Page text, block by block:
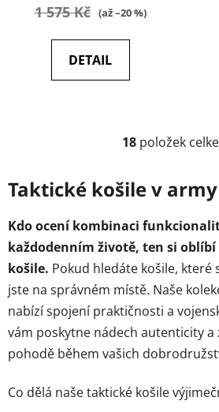
1 575 Kč (až –20 %)
DETAIL
O
l
á
d
a
c
í
p
r
v
k
y
ý
18 položek
Taktické košile v
Kdo ocení kombinaci
každodenním životě, ten si
košile. Pokud hledáte košile, které
jste na správném místě. Naše
nabízí spojení praktičnosti a
vám poskytne nádech autenticity a
pohodě během vašich
Co dělá naše taktické košile